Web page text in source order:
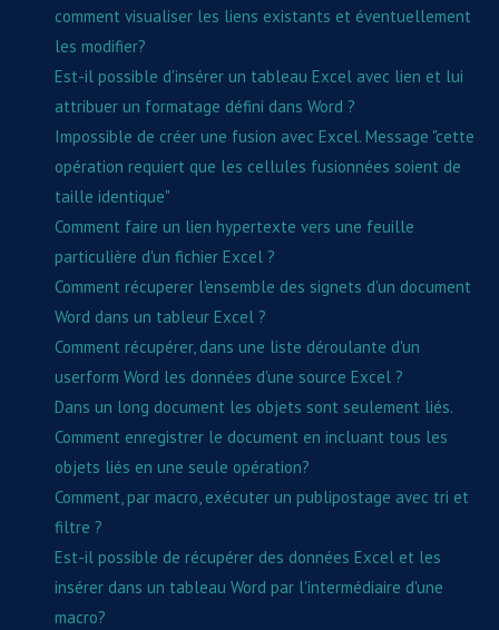
comment visualiser les liens existants et éventuellement
les modifier?
Est-il possible d'insérer un tableau Excel avec lien et lui
attribuer un formatage défini dans Word ?
Impossible de créer une fusion avec Excel. Message "cette
opération requiert que les cellules fusionnées soient de
taille identique"
Comment faire un lien hypertexte vers une feuille
particulière d'un fichier Excel ?
Comment récuperer l'ensemble des signets d'un document
Word dans un tableur Excel ?
Comment récupérer, dans une liste déroulante d'un
userform Word les données d'une source Excel ?
Dans un long document les objets sont seulement liés.
Comment enregistrer le document en incluant tous les
objets liés en une seule opération?
Comment, par macro, exécuter un publipostage avec tri et
filtre ?
Est-il possible de récupérer des données Excel et les
insérer dans un tableau Word par l'intermédiaire d'une
macro?